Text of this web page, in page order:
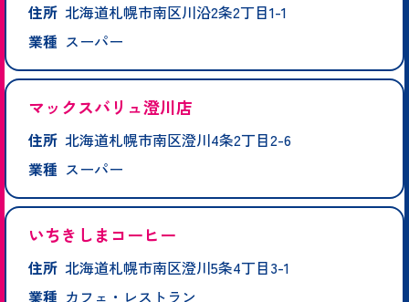
住所 北海道札幌市南区川沿2条2丁目1-1
業種 スーパー
マックスバリュ澄川店
住所 北海道札幌市南区澄川4条2丁目2-6
業種 スーパー
いちきしまコーヒー
住所 北海道札幌市南区澄川5条4丁目3-1
業種 カフェ・レストラン